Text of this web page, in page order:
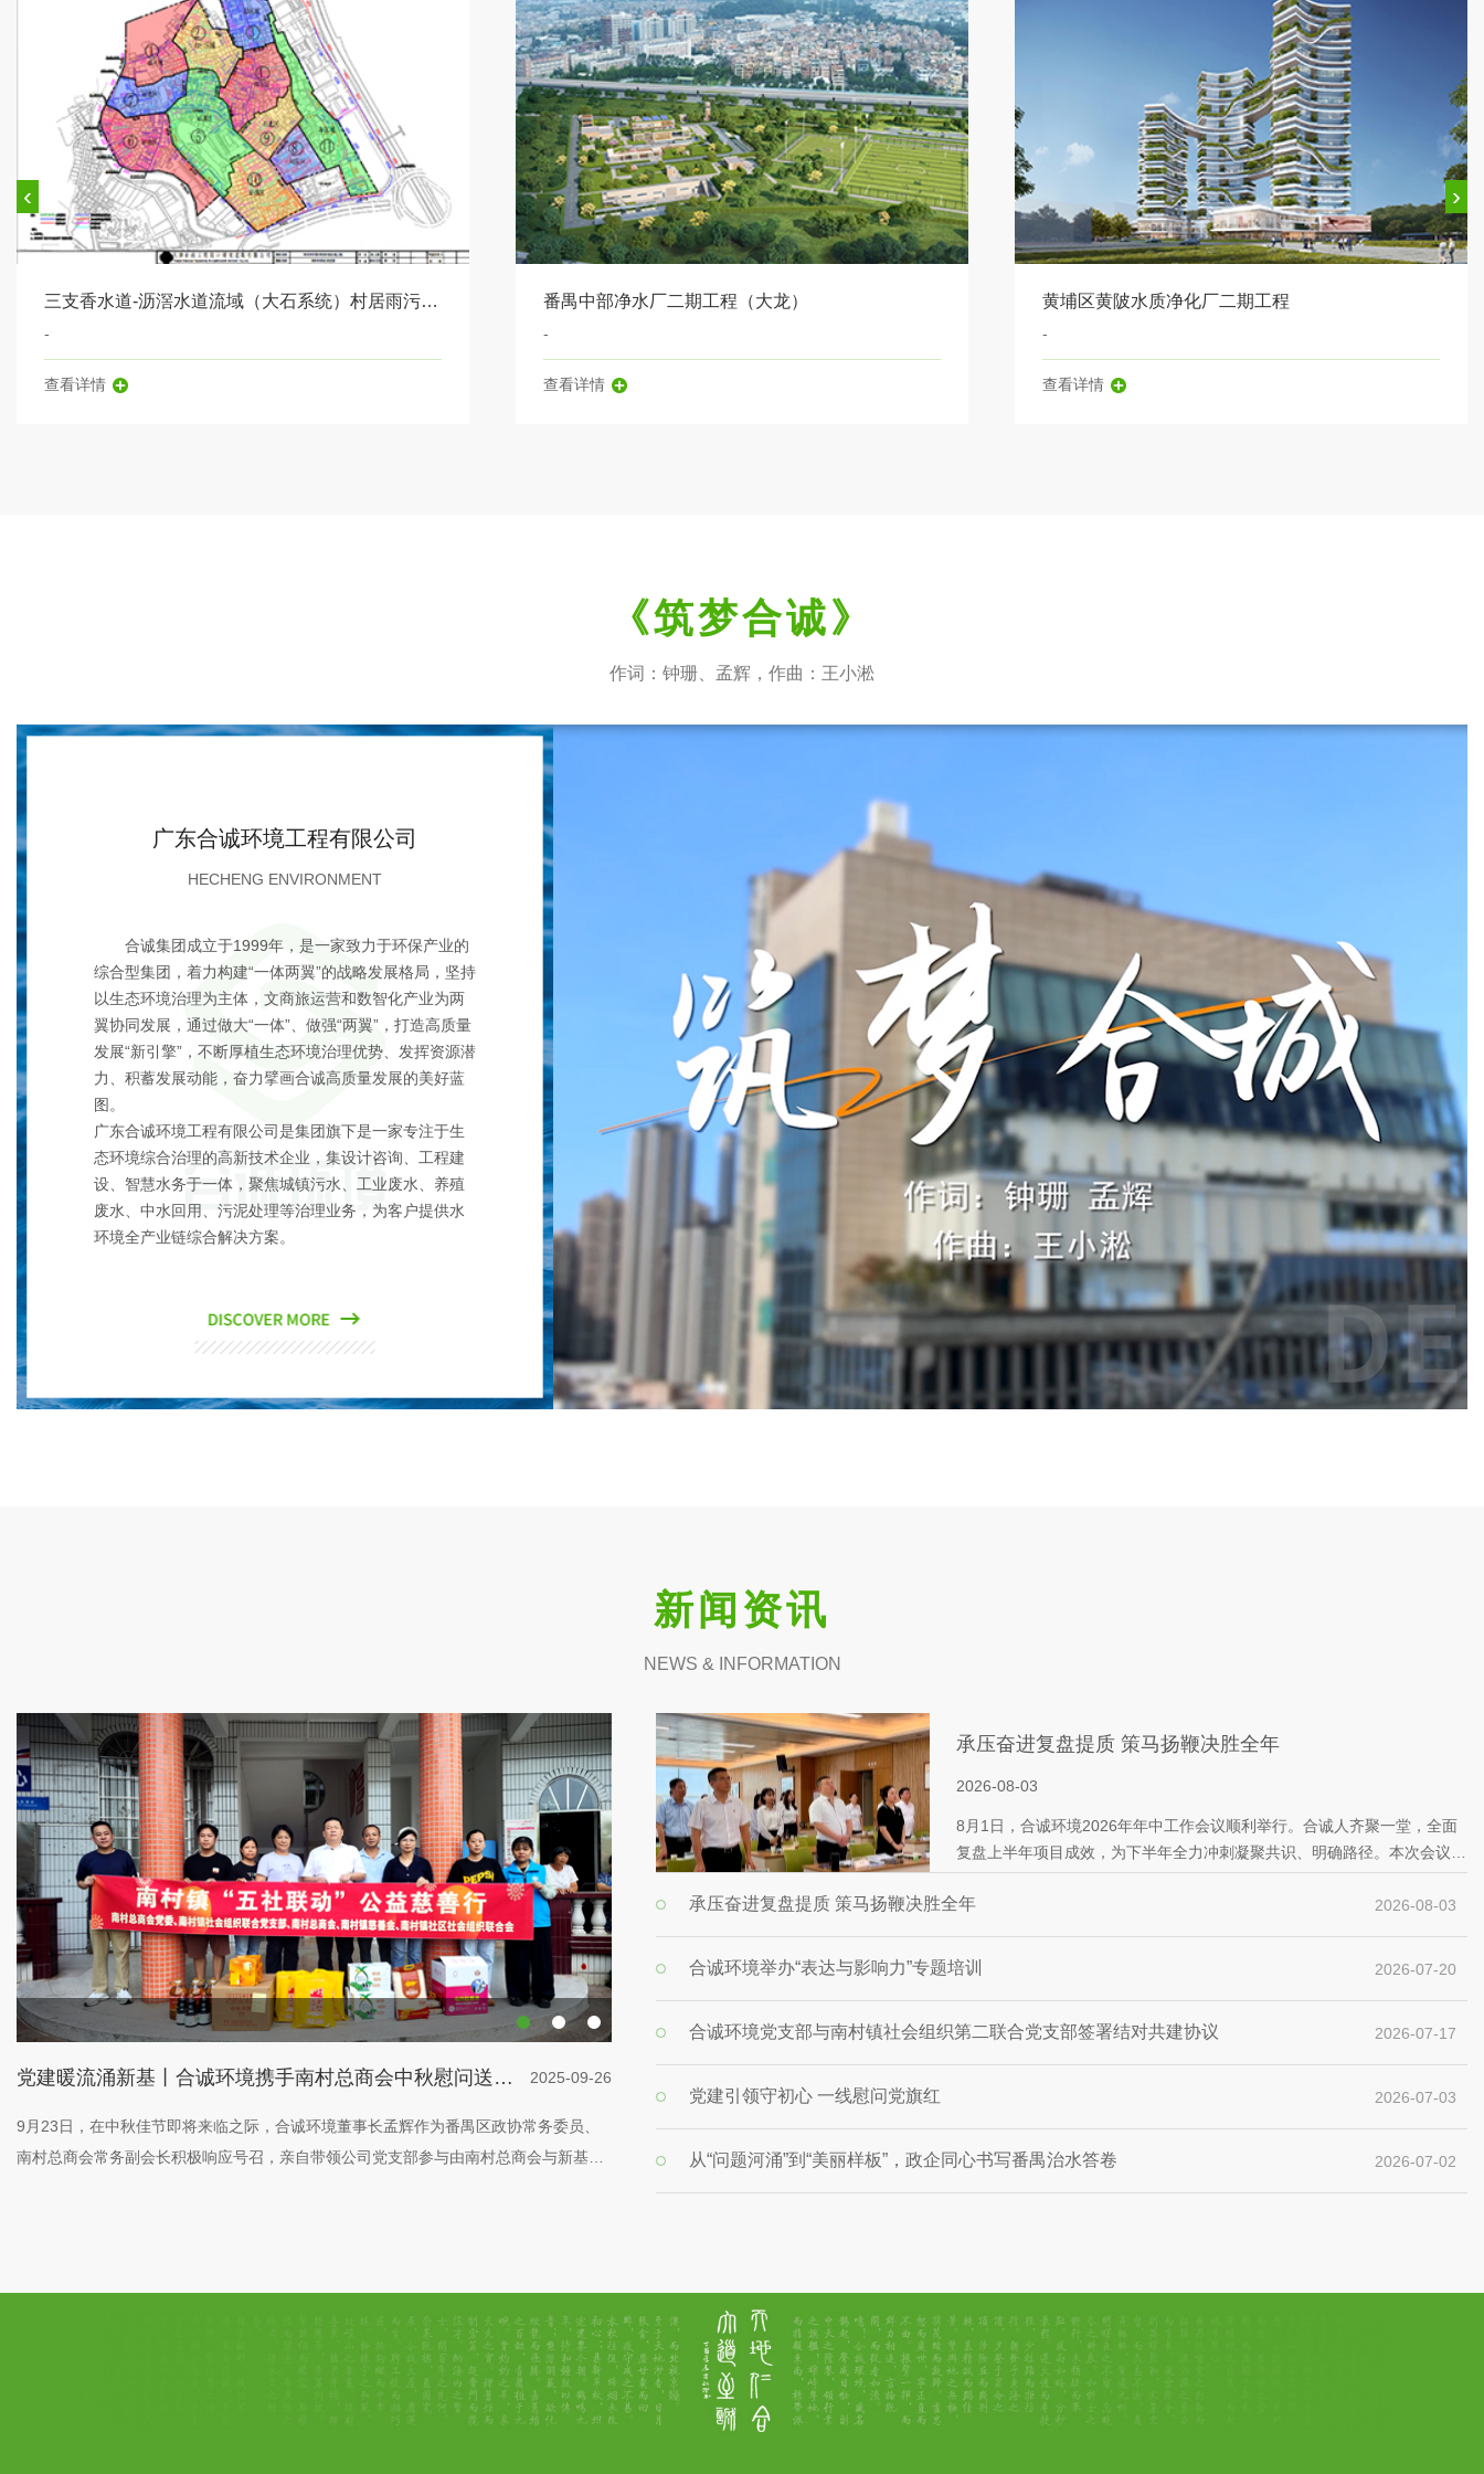
三支香水道-沥滘水道流域（大石系统）村居雨污分流改造工程——河村村、植村村、礼村村
-
查看详情
番禺中部净水厂二期工程（大龙）
-
查看详情
黄埔区黄陂水质净化厂二期工程
-
查看详情
‹ ›
《筑梦合诚》
作词：钟珊、孟辉，作曲：王小淞
广东合诚环境工程有限公司
HECHENG ENVIRONMENT
合诚集团成立于1999年，是一家致力于环保产业的
综合型集团，着力构建“一体两翼”的战略发展格局，坚持
以生态环境治理为主体，文商旅运营和数智化产业为两
翼协同发展，通过做大“一体”、做强“两翼”，打造高质量
发展“新引擎”，不断厚植生态环境治理优势、发挥资源潜
力、积蓄发展动能，奋力擘画合诚高质量发展的美好蓝
图。
广东合诚环境工程有限公司是集团旗下是一家专注于生
态环境综合治理的高新技术企业，集设计咨询、工程建
设、智慧水务于一体，聚焦城镇污水、工业废水、养殖
废水、中水回用、污泥处理等治理业务，为客户提供水
环境全产业链综合解决方案。
新闻资讯
NEWS & INFORMATION
喜讯丨合诚环境厦滘村村居雨污分流改造工程荣获优秀示范工程奖 2025-09-22
9月18日，在广东省环境保护产业协会（以下简称“省环协”）举办的优秀示范工程颁奖大
会上，合诚环境承建的“三支香水道-沥滘水道流域（洛溪系统）村居雨污分流改造工程-
9月17日，第9届中国环博会广州展在中国进出口商品交易会展览馆B区隆重启幕。作为
广东环保领域的代表企业，合诚环境于广东省环境保护产业协会（以下简称“省环协”）
9月23日，在中秋佳节即将来临之际，
南村总商会常务副会长积极响应号召，
承压奋进复盘提质 策马扬鞭决胜全年
2026-08-03
8月1日，合诚环境2026年年中工作会议顺利举行。合诚人齐聚一堂，全面
复盘上半年项目成效，为下半年全力冲刺凝聚共识、明确路径。本次会议围
绕“承压奋进复盘提质，聚力攻坚决胜全年”的主题。[详情]
承压奋进复盘提质 策马扬鞭决胜全年 2026-08-03
合诚环境举办“表达与影响力”专题培训 2026-07-20
合诚环境党支部与南村镇社会组织第二联合党支部签署结对共建协议 2026-07-17
党建引领守初心 一线慰问党旗红 2026-07-03
从“问题河涌”到“美丽样板”，政企同心书写番禺治水答卷 2026-07-02